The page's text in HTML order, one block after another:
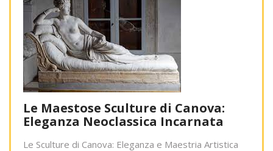
Le Maestose Sculture di Canova:
Eleganza Neoclassica Incarnata
Le Sculture di Canova: Eleganza e Maestria Artistica